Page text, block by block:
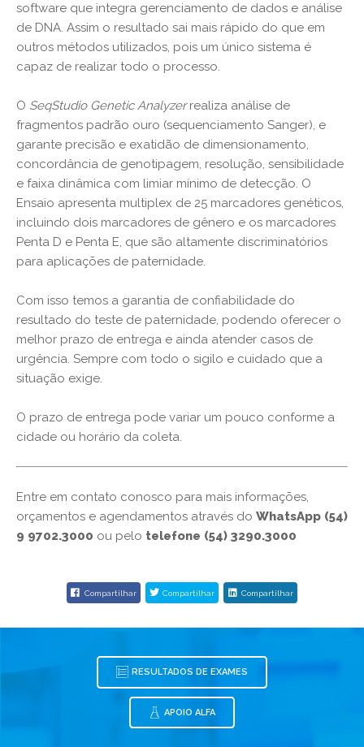
software que integra gerenciamento de dados e análise
de DNA. Assim o resultado sai mais rápido do que em
outros métodos utilizados, pois um único sistema é
capaz de realizar todo o processo.
O SeqStudio Genetic Analyzerrealiza análise de
fragmentos padrão ouro (sequenciamento Sanger), e
garante precisão e exatidão de dimensionamento,
concordância de genotipagem, resolução, sensibilidade
e faixa dinâmica com limiar mínimo de detecção. O
Ensaio apresenta multiplex de 25 marcadores genéticos,
incluindo dois marcadores de gênero e os marcadores
Penta D e Penta E, que são altamente discriminatórios
para aplicações de paternidade.
Com isso temos a garantia de confiabilidade do
resultado do teste de paternidade, podendo oferecer o
melhor prazo de entrega e ainda atender casos de
urgência. Sempre com todo o sigilo e cuidado que a
situação exige.
O prazo de entrega pode variar um pouco conforme a
cidade ou horário da coleta.
Entre em contato conosco para mais informações,
orçamentos e agendamentos através do WhatsApp (54)
9 9702.3000 ou pelo telefone (54) 3290.3000
Compartilhar Compartilhar Compartilhar
RESULTADOS DE EXAMES
APOIO ALFA